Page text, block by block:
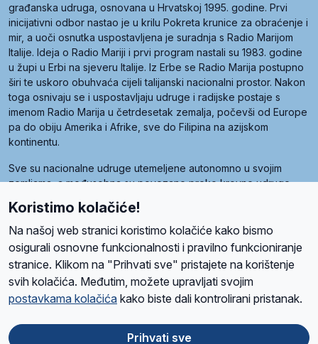
građanska udruga, osnovana u Hrvatskoj 1995. godine. Prvi
inicijativni odbor nastao je u krilu Pokreta krunice za obraćenje i
mir, a uoči osnutka uspostavljena je suradnja s Radio Marijom
Italije. Ideja o Radio Mariji i prvi program nastali su 1983. godine
u župi u Erbi na sjeveru Italije. Iz Erbe se Radio Marija postupno
širi te uskoro obuhvaća cijeli talijanski nacionalni prostor. Nakon
toga osnivaju se i uspostavljaju udruge i radijske postaje s
imenom Radio Marija u četrdesetak zemalja, počevši od Europe
pa do obiju Amerika i Afrike, sve do Filipina na azijskom
kontinentu.
Sve su nacionalne udruge utemeljene autonomno u svojim
zemljama, a međusobna su povezane preko krovne udruge
pod nazivom Svjetska obitelj Radio Marije (World Family of
Radio Maria). Svjetsku obitelj utemeljilo je sedam članica, među
kojima je i hrvatska Udruga Radio Marija.
O namaRadio ProgramVolonteriPrijateljiKontaktPravila privatnosti
Ova stranica je zaštićena Google reCAPTCHA sustavom
Koristimo kolačiće!
Na našoj web stranici koristimo kolačiće kako bismo
osigurali osnovne funkcionalnosti i pravilno funkcioniranje
stranice. Klikom na "Prihvati sve" pristajete na korištenje
svih kolačića. Međutim, možete upravljati svojim
postavkama kolačića kako biste dali kontrolirani pristanak.
Prihvati sve